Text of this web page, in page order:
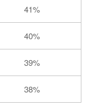
41%
40%
39%
38%